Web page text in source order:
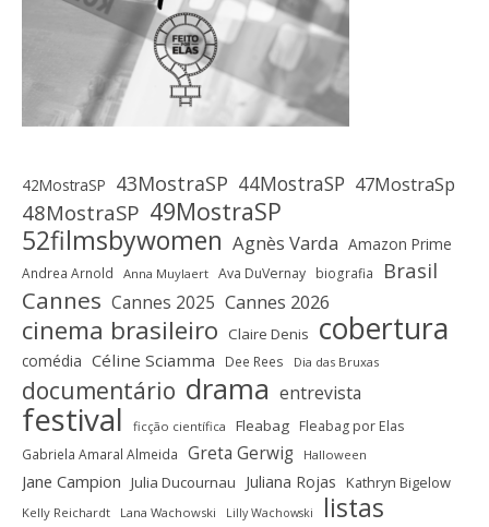
42MostraSP 43MostraSP 44MostraSP 47MostraSp
48MostraSP 49MostraSP
52filmsbywomen Agnès Varda Amazon Prime
Andrea Arnold Anna Muylaert Ava DuVernay biografia Brasil
Cannes Cannes 2025 Cannes 2026
cinema brasileiro Claire Denis cobertura
comédia Céline Sciamma Dee Rees Dia das Bruxas
documentário drama entrevista
festival ficção científica Fleabag Fleabag por Elas
Gabriela Amaral Almeida Greta Gerwig Halloween
Jane Campion Julia Ducournau Juliana Rojas Kathryn Bigelow
Kelly Reichardt Lana Wachowski Lilly Wachowski listas